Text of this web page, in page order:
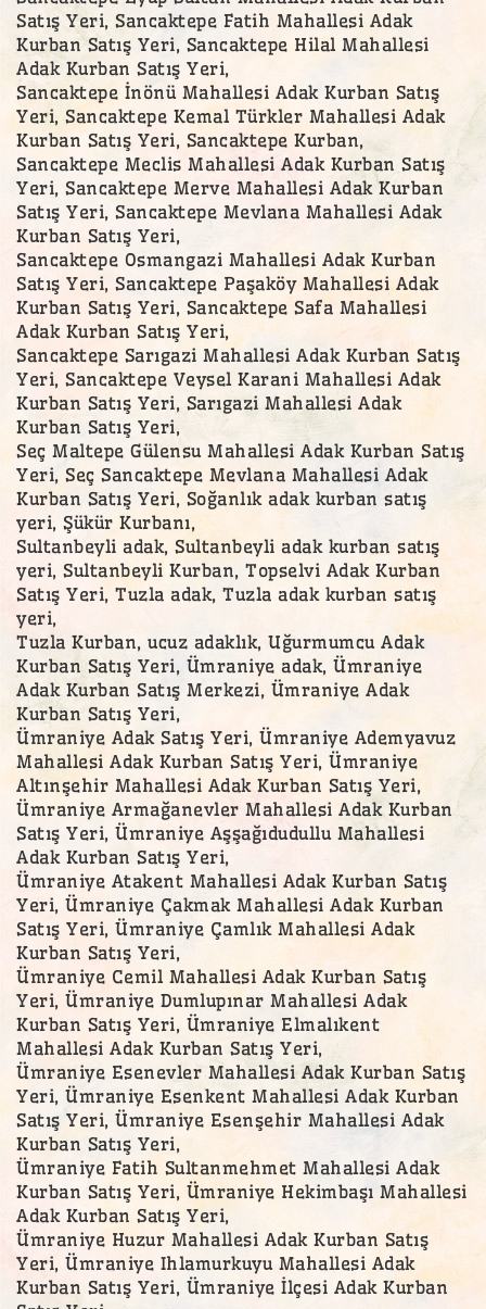
Satış Yeri, Sancaktepe Fatih Mahallesi Adak
Kurban Satış Yeri, Sancaktepe Hilal Mahallesi
Adak Kurban Satış Yeri,
Sancaktepe İnönü Mahallesi Adak Kurban Satış
Yeri, Sancaktepe Kemal Türkler Mahallesi Adak
Kurban Satış Yeri, Sancaktepe Kurban,
Sancaktepe Meclis Mahallesi Adak Kurban Satış
Yeri, Sancaktepe Merve Mahallesi Adak Kurban
Satış Yeri, Sancaktepe Mevlana Mahallesi Adak
Kurban Satış Yeri,
Sancaktepe Osmangazi Mahallesi Adak Kurban
Satış Yeri, Sancaktepe Paşaköy Mahallesi Adak
Kurban Satış Yeri, Sancaktepe Safa Mahallesi
Adak Kurban Satış Yeri,
Sancaktepe Sarıgazi Mahallesi Adak Kurban Satış
Yeri, Sancaktepe Veysel Karani Mahallesi Adak
Kurban Satış Yeri, Sarıgazi Mahallesi Adak
Kurban Satış Yeri,
Seç Maltepe Gülensu Mahallesi Adak Kurban Satış
Yeri, Seç Sancaktepe Mevlana Mahallesi Adak
Kurban Satış Yeri, Soğanlık adak kurban satış
yeri, Şükür Kurbanı,
Sultanbeyli adak, Sultanbeyli adak kurban satış
yeri, Sultanbeyli Kurban, Topselvi Adak Kurban
Satış Yeri, Tuzla adak, Tuzla adak kurban satış
yeri,
Tuzla Kurban, ucuz adaklık, Uğurmumcu Adak
Kurban Satış Yeri, Ümraniye adak, Ümraniye
Adak Kurban Satış Merkezi, Ümraniye Adak
Kurban Satış Yeri,
Ümraniye Adak Satış Yeri, Ümraniye Ademyavuz
Mahallesi Adak Kurban Satış Yeri, Ümraniye
Altınşehir Mahallesi Adak Kurban Satış Yeri,
Ümraniye Armağanevler Mahallesi Adak Kurban
Satış Yeri, Ümraniye Aşşağıdudullu Mahallesi
Adak Kurban Satış Yeri,
Ümraniye Atakent Mahallesi Adak Kurban Satış
Yeri, Ümraniye Çakmak Mahallesi Adak Kurban
Satış Yeri, Ümraniye Çamlık Mahallesi Adak
Kurban Satış Yeri,
Ümraniye Cemil Mahallesi Adak Kurban Satış
Yeri, Ümraniye Dumlupınar Mahallesi Adak
Kurban Satış Yeri, Ümraniye Elmalıkent
Mahallesi Adak Kurban Satış Yeri,
Ümraniye Esenevler Mahallesi Adak Kurban Satış
Yeri, Ümraniye Esenkent Mahallesi Adak Kurban
Satış Yeri, Ümraniye Esenşehir Mahallesi Adak
Kurban Satış Yeri,
Ümraniye Fatih Sultanmehmet Mahallesi Adak
Kurban Satış Yeri, Ümraniye Hekimbaşı Mahallesi
Adak Kurban Satış Yeri,
Ümraniye Huzur Mahallesi Adak Kurban Satış
Yeri, Ümraniye Ihlamurkuyu Mahallesi Adak
Kurban Satış Yeri, Ümraniye İlçesi Adak Kurban